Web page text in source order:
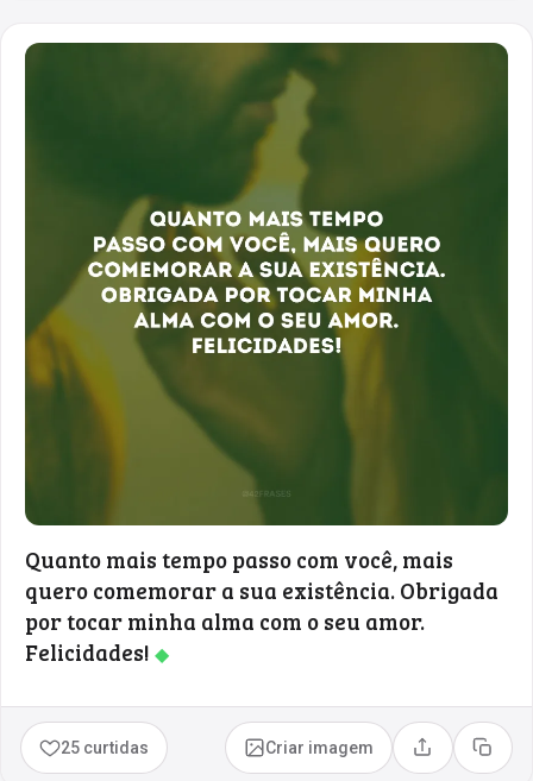
Quanto mais tempo passo com você, mais
quero comemorar a sua existência. Obrigada
por tocar minha alma com o seu amor.
Felicidades! ◆
25 curtidas Criar imagem Compartilhar
Copiar